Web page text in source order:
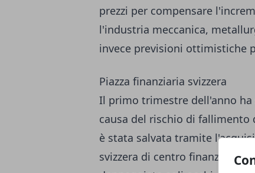
prezzi per compensare
l'industria meccanica,
invece previsioni ottimistiche
Piazza finanziaria svizzera
Il primo trimestre dell'anno ha
causa del rischio di fallimento
è stata salvata tramite
svizzera di centro finanziario